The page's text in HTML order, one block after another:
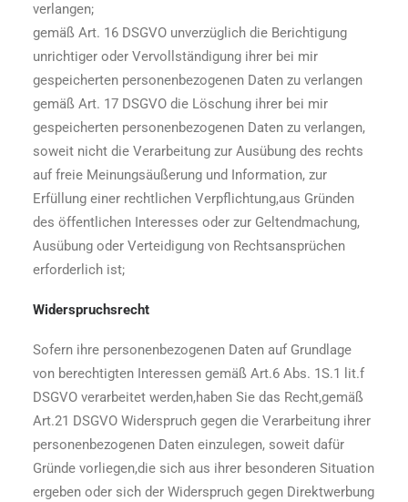
verlangen;
gemäß Art. 16 DSGVO unverzüglich die Berichtigung
unrichtiger oder Vervollständigung ihrer bei mir
gespeicherten personenbezogenen Daten zu verlangen
gemäß Art. 17 DSGVO die Löschung ihrer bei mir
gespeicherten personenbezogenen Daten zu verlangen,
soweit nicht die Verarbeitung zur Ausübung des rechts
auf freie Meinungsäußerung und Information, zur
Erfüllung einer rechtlichen Verpflichtung,aus Gründen
des öffentlichen Interesses oder zur Geltendmachung,
Ausübung oder Verteidigung von Rechtsansprüchen
erforderlich ist;
Widerspruchsrecht
Sofern ihre personenbezogenen Daten auf Grundlage
von berechtigten Interessen gemäß Art.6 Abs. 1S.1 lit.f
DSGVO verarbeitet werden,haben Sie das Recht,gemäß
Art.21 DSGVO Widerspruch gegen die Verarbeitung ihrer
personenbezogenen Daten einzulegen, soweit dafür
Gründe vorliegen,die sich aus ihrer besonderen Situation
ergeben oder sich der Widerspruch gegen Direktwerbung